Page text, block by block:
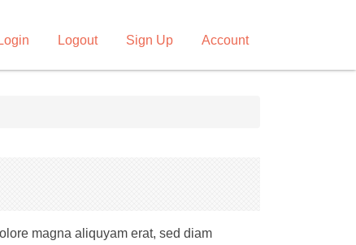
Login Logout Sign Up Account
magna aliquyam erat, sed diam